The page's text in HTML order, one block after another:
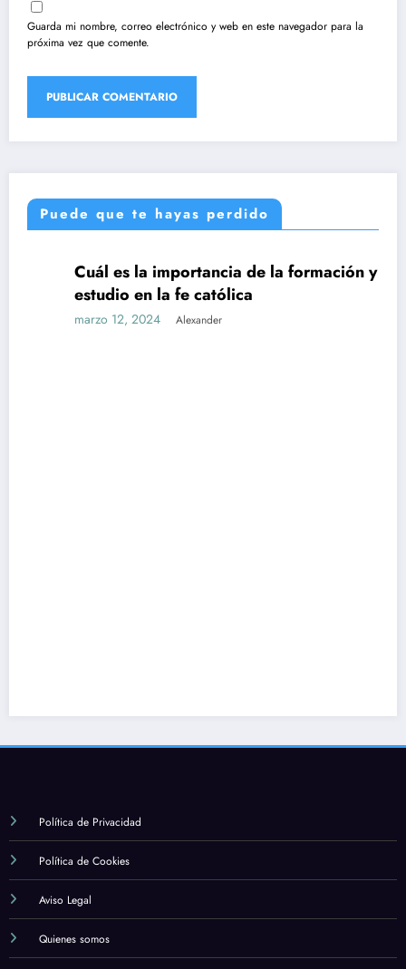
Guarda mi nombre, correo electrónico y web en este navegador para la
próxima vez que comente.
Puede que te hayas perdido
UNCATEGORIZED
Cuál es la importancia de la formación y el
estudio en la fe católica
marzo 12, 2024 Alexander
Política de Privacidad
Política de Cookies
Aviso Legal
Quienes somos